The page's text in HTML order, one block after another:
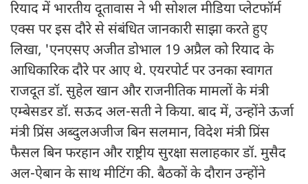
रियाद में भारतीय दूतावास ने भी सोशल मीडिया प्लेटफॉर्म
एक्स पर इस दौरे से संबंधित जानकारी साझा करते हुए
लिखा, 'एनएसए अजीत डोभाल 19 अप्रैल को रियाद के
आधिकारिक दौरे पर आए थे. एयरपोर्ट पर उनका स्वागत
राजदूत डॉ. सुहेल खान और राजनीतिक मामलों के मंत्री
एम्बेसडर डॉ. सऊद अल-सती ने किया. बाद में, उन्होंने ऊर्जा
मंत्री प्रिंस अब्दुलअजीज बिन सलमान, विदेश मंत्री प्रिंस
फैसल बिन फरहान और राष्ट्रीय सुरक्षा सलाहकार डॉ. मुसैद
अल-ऐबान के साथ मीटिंग की. बैठकों के दौरान उन्होंने